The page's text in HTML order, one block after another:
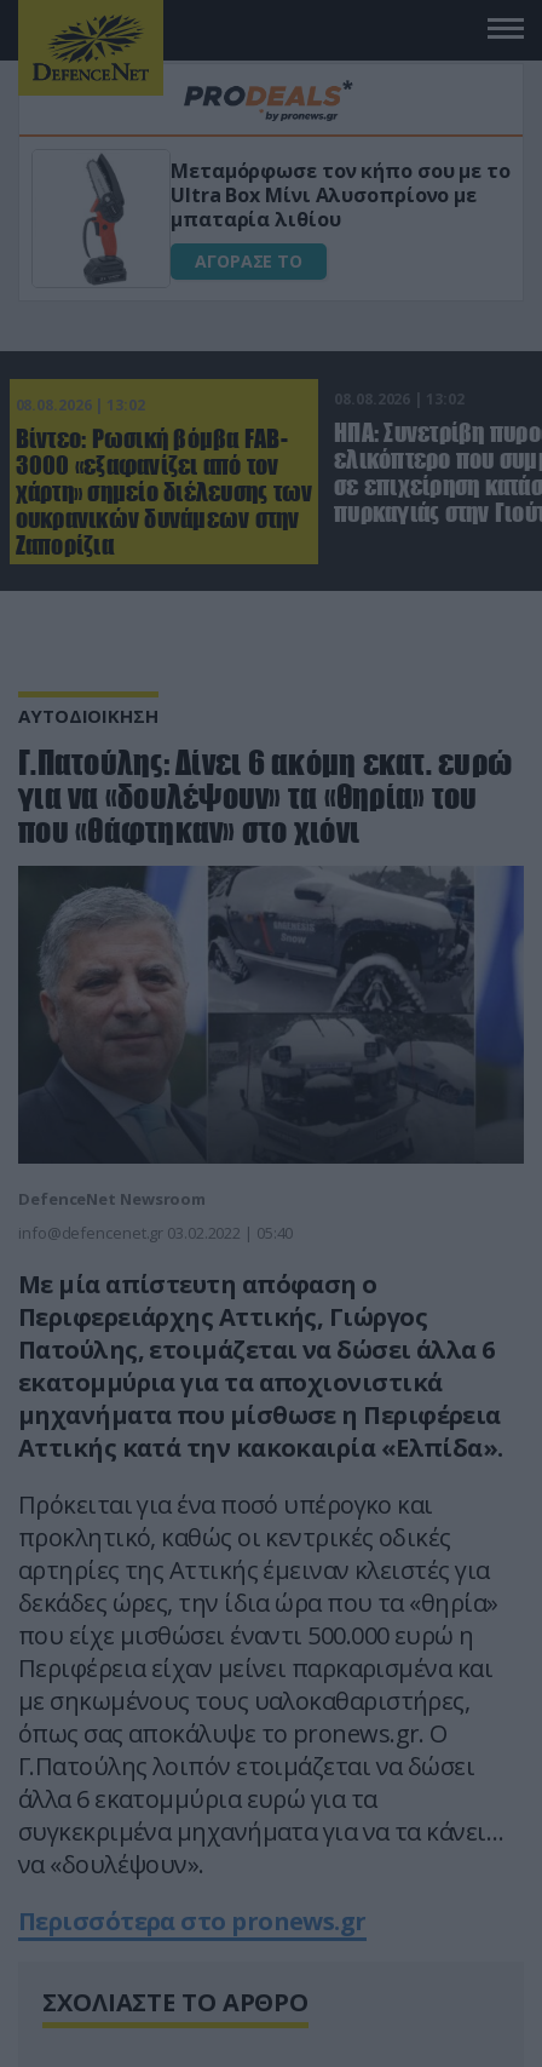
Μεταμόρφωσε τον κήπο σου με το
Ultra Box Μίνι Αλυσοπρίονο με
μπαταρία λιθίου
ΑΓΟΡΑΣΕ ΤΟ
08.08.2026 | 13:02
Βίντεο: Ρωσική βόμβα FAB-
3000 «εξαφανίζει από τον
χάρτη» σημείο διέλευσης των
ουκρανικών δυνάμεων στην
Ζαπορίζια
08.08.2026 | 13:02
ΗΠΑ: Συνετρίβη
ελικόπτερο που
σε επιχείρηση
πυρκαγιάς στην
ΑΥΤΟΔΙΟΙΚΗΣΗ
Γ.Πατούλης: Δίνει 6 ακόμη εκατ. ευρώ
για να «δουλέψουν» τα «θηρία» του
που «θάφτηκαν» στο χιόνι
DefenceNet Newsroom
info@defencenet.gr 03.02.2022 | 05:40
Με μία απίστευτη απόφαση ο
Περιφερειάρχης Αττικής, Γιώργος
Πατούλης, ετοιμάζεται να δώσει άλλα 6
εκατομμύρια για τα αποχιονιστικά
μηχανήματα που μίσθωσε η Περιφέρεια
Αττικής κατά την κακοκαιρία «Ελπίδα».
Πρόκειται για ένα ποσό υπέρογκο και
προκλητικό, καθώς οι κεντρικές οδικές
αρτηρίες της Αττικής έμειναν κλειστές για
δεκάδες ώρες, την ίδια ώρα που τα «θηρία»
που είχε μισθώσει έναντι 500.000 ευρώ η
Περιφέρεια είχαν μείνει παρκαρισμένα και
με σηκωμένους τους υαλοκαθαριστήρες,
όπως σας αποκάλυψε το pronews.gr. Ο
Γ.Πατούλης λοιπόν ετοιμάζεται να δώσει
άλλα 6 εκατομμύρια ευρώ για τα
συγκεκριμένα μηχανήματα για να τα κάνει…
να «δουλέψουν».
Περισσότερα στο pronews.gr
ΣΧΟΛΙΑΣΤΕ ΤΟ ΑΡΘΡΟ